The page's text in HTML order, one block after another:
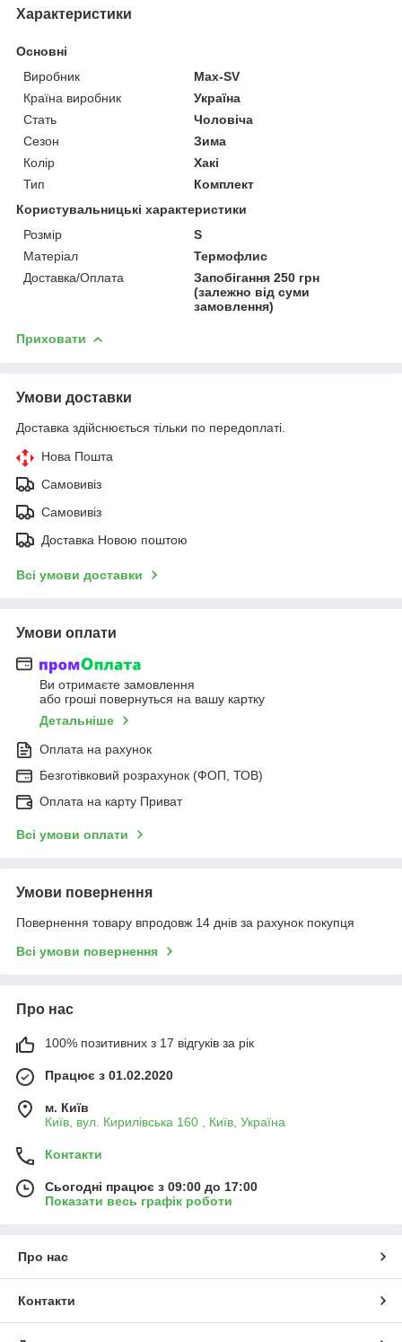
Характеристики
Основні
Виробник
Max-SV
Країна виробник
Україна
Стать
Чоловіча
Сезон
Зима
Колір
Хакі
Тип
Комплект
Користувальницькі характеристики
Розмір
S
Матеріал
Термофлис
Доставка/Оплата
Запобігання 250 грн
(залежно від суми
замовлення)
Приховати
Умови доставки
Доставка здійснюється тільки по передоплаті.
Нова Пошта
Самовивіз
Самовивіз
Доставка Новою поштою
Всі умови доставки
Умови оплати
Ви отримаєте замовлення
або гроші повернуться на вашу картку
Детальніше
Оплата на рахунок
Безготівковий розрахунок (ФОП, ТОВ)
Оплата на карту Приват
Всі умови оплати
Умови повернення
Повернення товару впродовж 14 днів за рахунок покупця
Всі умови повернення
Про нас
100% позитивних з 17 відгуків за рік
Працює з 01.02.2020
м. Київ
Київ, вул. Кирилівська 160 , Київ, Україна
Контакти
Сьогодні працює з 09:00 до 17:00
Показати весь графік роботи
Про нас
Контакти